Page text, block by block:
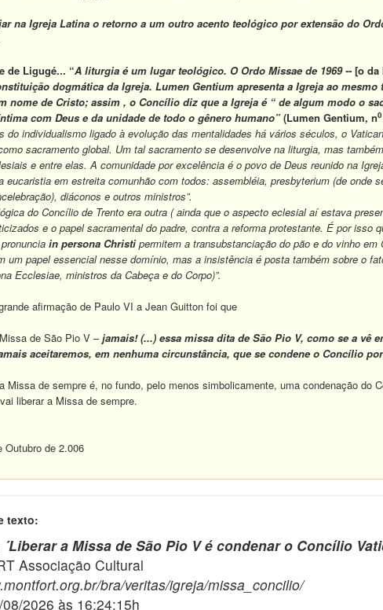
na Igreja Latina o retorno a um outro acento teológico por extensão do
de Ligugé... “A liturgia é um lugar teológico. O Ordo Missae de 1969 --[o da
dogmática da Igreja. Lumen Gentium apresenta a Igreja ao
nome de Cristo; assim , o Concílio diz que a Igreja é “ de algum modo o
com Deus e da unidade de todo o gênero humano” (Lumen Gentium, n0
do individualismo ligado à evolução das mentalidades há vários séculos, o
sacramento global. Um tal sacramento se desenvolve na liturgia, mas
e entre elas. A comunidade por excelência é o povo de Deus reunido na
eucaristia em estreita comunhão com todos: assembléia, presbyterium (de onde
diáconos e outros ministros”.
do Concílio de Trento era outra ( ainda que o aspecto eclesial aí estava
e o papel sacramental do padre, contra a reforma protestante. É por isso
in persona Christi permitem a transubstanciação do pão e do vinho
um papel essencial nesse domínio, mas a insistência é posta também sobre o
Ecclesiae, ministros da Cabeça e do Corpo)”.
afirmação de Paulo VI a Jean Guitton foi que
de São Pio V –jamais! (...) essa missa dita de São Pio V, como se a vê
aceitaremos, em nenhuma circunstância, que se condene o Concílio
de sempre é, no fundo, pelo menos simbolicamente, uma condenação do
liberar a Missa de sempre.
Outubro de 2.006
texto:
a Missa de São Pio V é condenar o Concílio
Associação Cultural
bra/veritas/igreja/missa_concilio/
2026 às 16:24:15h